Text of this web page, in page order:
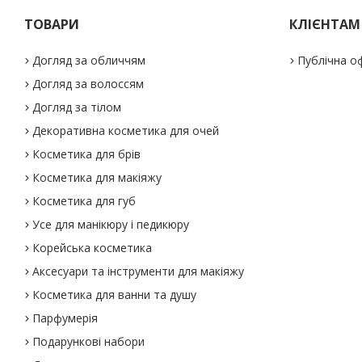
ТОВАРИ
Догляд за обличчям
Догляд за волоссям
Догляд за тілом
Декоративна косметика для очей
Косметика для брів
Косметика для макіяжу
Косметика для губ
Усе для манікюру і педикюру
Корейська косметика
Аксесуари та інструменти для макіяжу
Косметика для ванни та душу
Парфумерія
Подарункові набори
КЛІЄНТАМ
Публічна